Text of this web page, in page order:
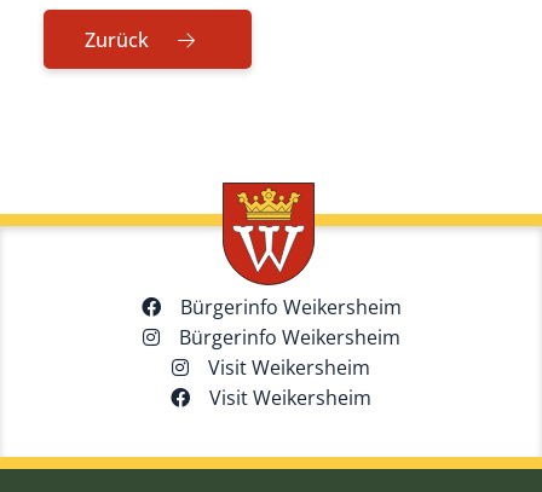
Zurück
Bürgerinfo Weikersheim
Bürgerinfo Weikersheim
Visit Weikersheim
Visit Weikersheim